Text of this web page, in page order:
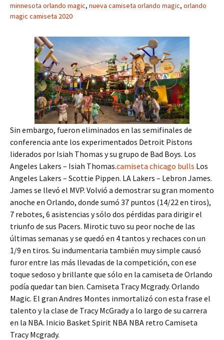
minnesota orlando magic, nueva camiseta orlando magic, orlando
magic camiseta 2020
Sin embargo, fueron eliminados en las semifinales de
conferencia ante los experimentados Detroit Pistons
liderados por Isiah Thomas y su grupo de Bad Boys. Los
Angeles Lakers – Isiah Thomas.camiseta chicago bulls Los
Angeles Lakers – Scottie Pippen. LA Lakers – Lebron James.
James se llevó el MVP. Volvió a demostrar su gran momento
anoche en Orlando, donde sumó 37 puntos (14/22 en tiros),
7 rebotes, 6 asistencias y sólo dos pérdidas para dirigir el
triunfo de sus Pacers. Mirotic tuvo su peor noche de las
últimas semanas y se quedó en 4 tantos y rechaces con un
1/9 en tiros. Su indumentaria también muy simple causó
furor entre las más llevadas de la competición, con ese
toque sedoso y brillante que sólo en la camiseta de Orlando
podía quedar tan bien. Camiseta Tracy Mcgrady. Orlando
Magic. El gran Andres Montes inmortalizó con esta frase el
talento y la clase de Tracy McGrady a lo largo de su carrera
en la NBA. Inicio Basket Spirit NBA NBA retro Camiseta
Tracy Mcgrady.